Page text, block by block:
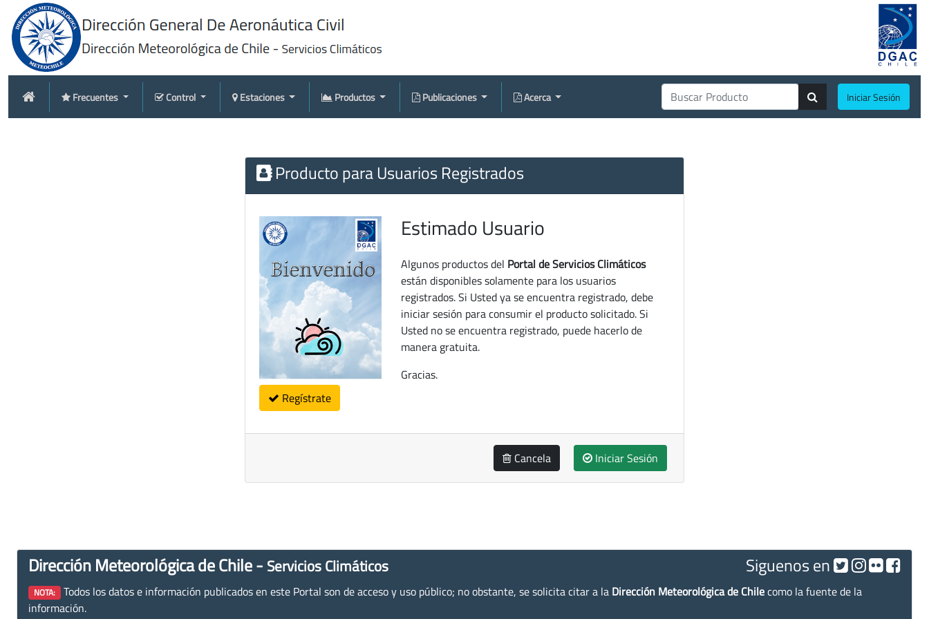
Frecuentes Control Estaciones Productos Publicaciones Acerca Iniciar Sesión
Producto para Usuarios Registrados
Regístrate
Estimado Usuario
Algunos productos del Portal de Servicios Climáticos
están disponibles solamente para los usuarios
registrados. Si Usted ya se encuentra registrado, debe
iniciar sesión para consumir el producto solicitado. Si
Usted no se encuentra registrado, puede hacerlo de
manera gratuita.
Gracias.
Cancela Iniciar Sesión
Dirección Meteorológica de Chile - Servicios Climáticos Siguenos en
NOTA: Todos los datos e información publicados en este Portal son de acceso y uso público; no obstante, se solicita citar a la Dirección Meteorológica de Chilecomo la fuente de la
información.